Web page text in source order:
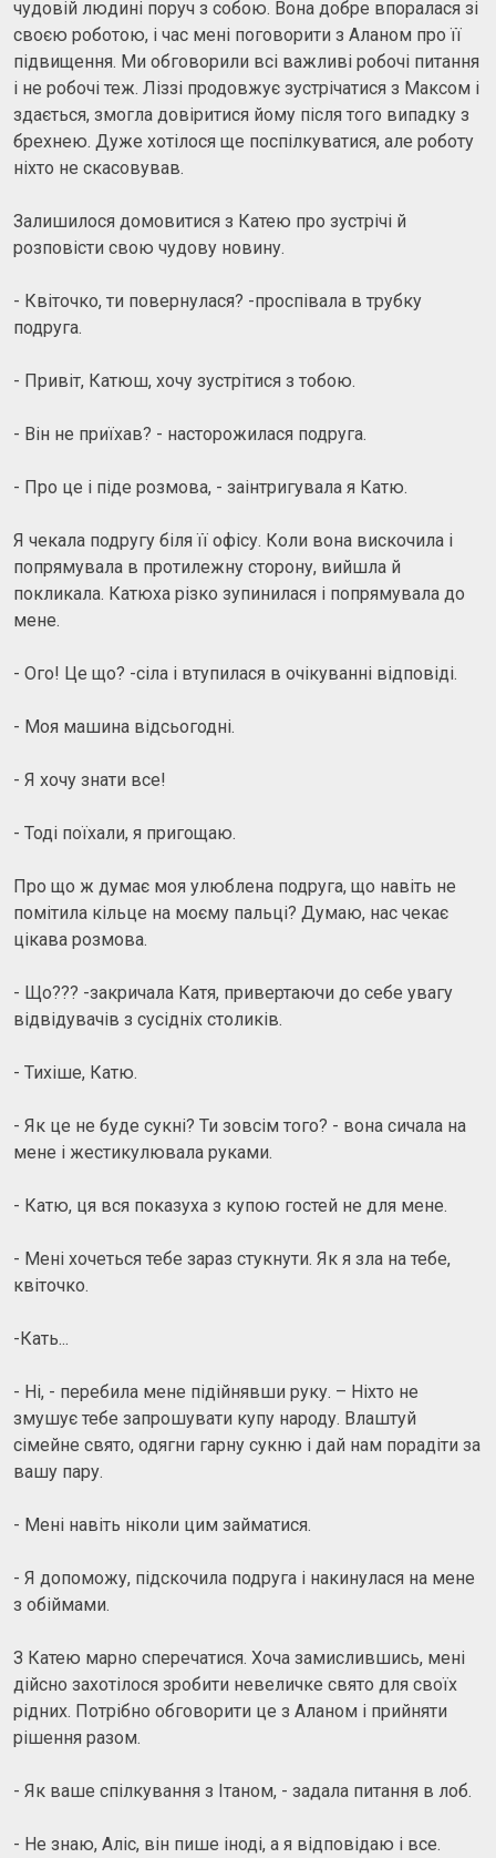
чудовій людині поруч з собою. Вона добре впоралася зі
своєю роботою, і час мені поговорити з Аланом про її
підвищення. Ми обговорили всі важливі робочі питання
і не робочі теж. Ліззі продовжує зустрічатися з Максом і
здається, змогла довіритися йому після того випадку з
брехнею. Дуже хотілося ще поспілкуватися, але роботу
ніхто не скасовував.
Залишилося домовитися з Катею про зустрічі й
розповісти свою чудову новину.
- Квіточко, ти повернулася? -проспівала в трубку
подруга.
- Привіт, Катюш, хочу зустрітися з тобою.
- Він не приїхав? - насторожилася подруга.
- Про це і піде розмова, - заінтригувала я Катю.
Я чекала подругу біля її офісу. Коли вона вискочила і
попрямувала в протилежну сторону, вийшла й
покликала. Катюха різко зупинилася і попрямувала до
мене.
- Ого! Це що? -сіла і втупилася в очікуванні відповіді.
- Моя машина відсьогодні.
- Я хочу знати все!
- Тоді поїхали, я пригощаю.
Про що ж думає моя улюблена подруга, що навіть не
помітила кільце на моєму пальці? Думаю, нас чекає
цікава розмова.
- Що??? -закричала Катя, привертаючи до себе увагу
відвідувачів з сусідніх столиків.
- Тихіше, Катю.
- Як це не буде сукні? Ти зовсім того? - вона сичала на
мене і жестикулювала руками.
- Катю, ця вся показуха з купою гостей не для мене.
- Мені хочеться тебе зараз стукнути. Як я зла на тебе,
квіточко.
-Кать...
- Ні, - перебила мене підійнявши руку. – Ніхто не
змушує тебе запрошувати купу народу. Влаштуй
сімейне свято, одягни гарну сукню і дай нам порадіти за
вашу пару.
- Мені навіть ніколи цим займатися.
- Я допоможу, підскочила подруга і накинулася на мене
з обіймами.
З Катею марно сперечатися. Хоча замислившись, мені
дійсно захотілося зробити невеличке свято для своїх
рідних. Потрібно обговорити це з Аланом і прийняти
рішення разом.
- Як ваше спілкування з Ітаном, - задала питання в лоб.
- Не знаю, Аліс, він пише іноді, а я відповідаю і все.